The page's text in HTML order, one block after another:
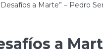
Desafíos a Marte” – Pedro
a